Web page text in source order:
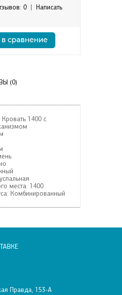
0
Написать
(0)
Кровать 1400 с
места: 1400
Комбинированный
Правда, 153-А